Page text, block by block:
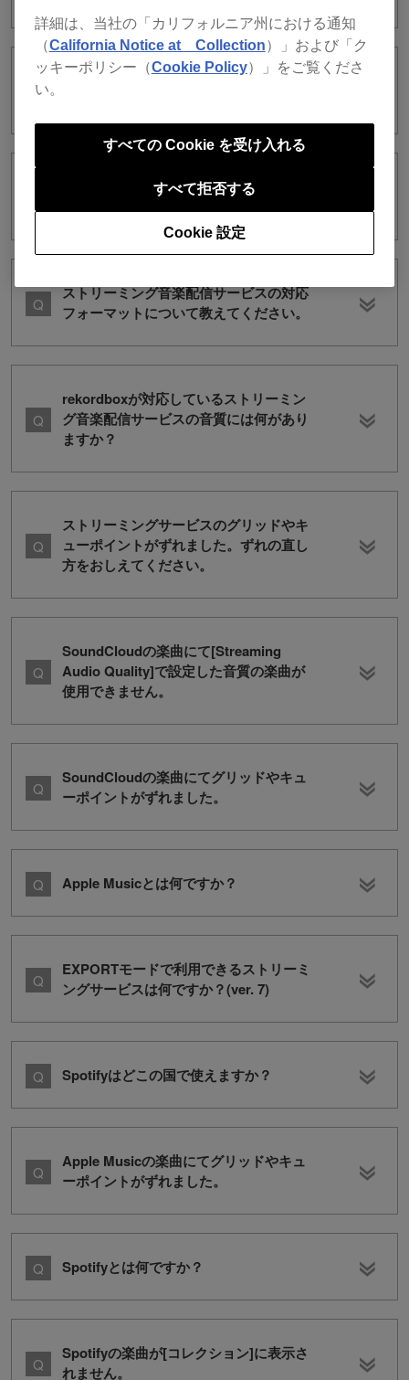
BeatsourceからBeatportへの移行作業に
SoundCloud Go+/DJのHigh Quality
ストリーミング音楽配信サービスの対応
フォーマットについて教えてください。
rekordboxが対応しているストリーミン
グ音楽配信サービスの音質には何があり
ますか？
ストリーミングサービスのグリッドやキ
ューポイントがずれました。ずれの直し
方をおしえてください。
SoundCloudの楽曲にて[Streaming
Audio Quality]で設定した音質の楽曲が
使用できません。
SoundCloudの楽曲にてグリッドやキュ
ーポイントがずれました。
Apple Musicとは何ですか？
EXPORTモードで利用できるストリーミ
ングサービスは何ですか？(ver. 7)
Spotifyはどこの国で使えますか？
Apple Musicの楽曲にてグリッドやキュ
ーポイントがずれました。
Spotifyとは何ですか？
Spotifyの楽曲が[コレクション]に表示さ
れません。
詳細は、当社の「カリフォルニア州における通知
（California Notice at Collection）」および「ク
ッキーポリシー（Cookie Policy）」をご覧くださ
い。
Cookie 設定
すべて拒否する
すべての Cookie を受け入れる